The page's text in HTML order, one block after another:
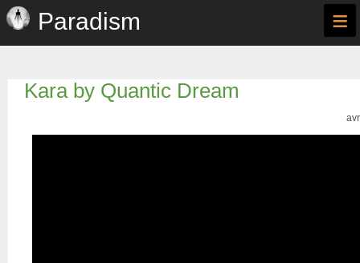
Paradism ≡
Kara by Quantic Dream